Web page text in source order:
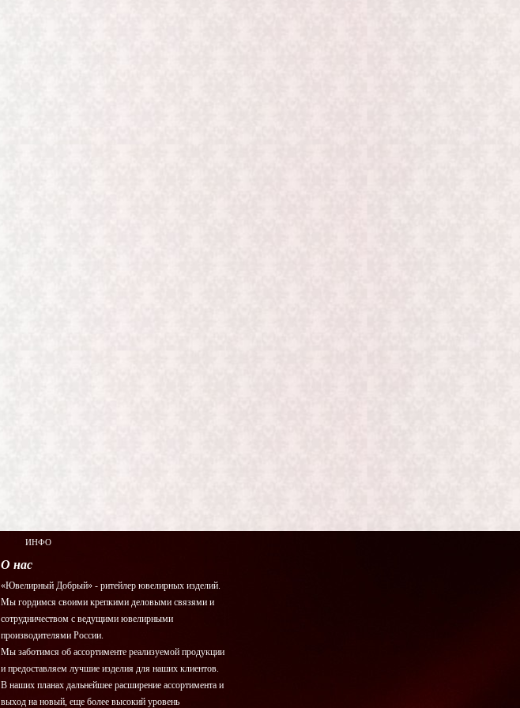
О нас
«Ювелирный Добрый» - ритейлер ювелирных изделий.
Мы гордимся своими крепкими деловыми связями и
сотрудничеством с ведущими ювелирными
производителями России.
Мы заботимся об ассортименте реализуемой продукции
и предоставляем лучшие изделия для наших клиентов.
В наших планах дальнейшее расширение ассортимента и
выход на новый, еще более высокий уровень
ИНФО